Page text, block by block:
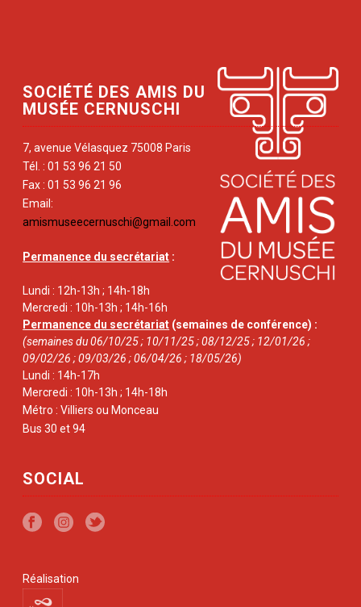
SOCIÉTÉ DES AMIS DU
MUSÉE CERNUSCHI
7, avenue Vélasquez 75008 Paris
Tél. : 01 53 96 21 50
Fax : 01 53 96 21 96
Email:
amismuseecernuschi@gmail.com
Permanence du secrétariat :
Lundi : 12h-13h ; 14h-18h
Mercredi : 10h-13h ; 14h-16h
Permanence du secrétariat (semaines de conférence) :
(semaines du 06/10/25 ; 10/11/25 ; 08/12/25 ; 12/01/26 ;
09/02/26 ; 09/03/26 ; 06/04/26 ; 18/05/26)
Lundi : 14h-17h
Mercredi : 10h-13h ; 14h-18h
Métro : Villiers ou Monceau
Bus 30 et 94
SOCIAL
Réalisation